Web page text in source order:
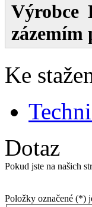
Výrobce
Ke
Dotaz
Pokud jste na našich
Položky označené (*)